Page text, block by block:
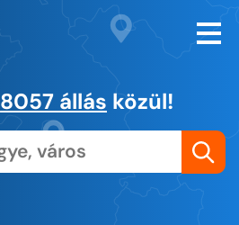
8057 állás közül!